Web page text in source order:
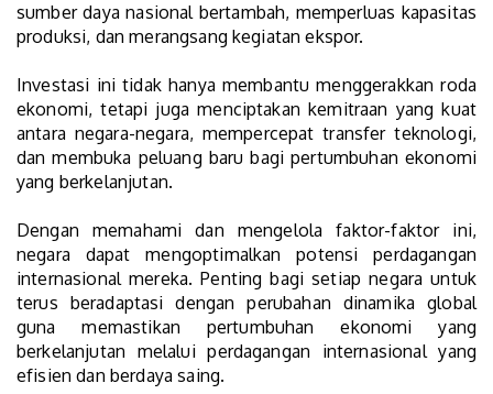
sumber daya nasional bertambah, memperluas kapasitas
produksi, dan merangsang kegiatan ekspor.
Investasi ini tidak hanya membantu menggerakkan roda
ekonomi, tetapi juga menciptakan kemitraan yang kuat
antara negara-negara, mempercepat transfer teknologi,
dan membuka peluang baru bagi pertumbuhan ekonomi
yang berkelanjutan.
Dengan memahami dan mengelola faktor-faktor ini,
negara dapat mengoptimalkan potensi perdagangan
internasional mereka. Penting bagi setiap negara untuk
terus beradaptasi dengan perubahan dinamika global
guna memastikan pertumbuhan ekonomi yang
berkelanjutan melalui perdagangan internasional yang
efisien dan berdaya saing.